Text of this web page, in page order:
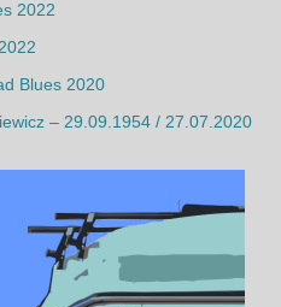
2022
Blues 2020
– 29.09.1954 / 27.07.2020